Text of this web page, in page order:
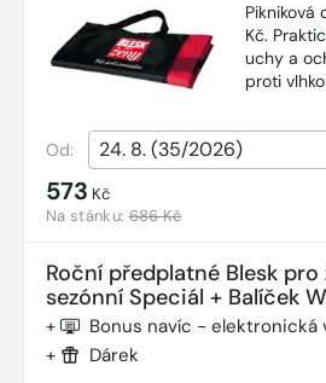
Pikniková
Kč.
uchy a
proti
Od:
573 Kč
Na stánku:686 Kč
Roční předplatné Blesk pro
sezónní Speciál + Balíček
+ Bonus navíc - elektronická
+ Dárek